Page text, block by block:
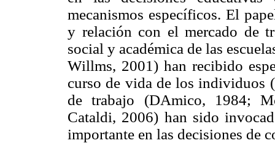
mecanismos específicos. El
y relación con el mercado de
social y académica de las
Willms, 2001) han recibido
curso de vida de los individuos
de trabajo (DAmico, 1984;
Cataldi, 2006) han sido
importante en las decisiones de